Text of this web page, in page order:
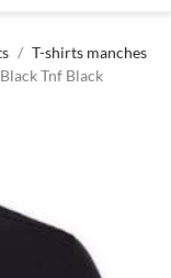
T-shirts manches
Tnf Black